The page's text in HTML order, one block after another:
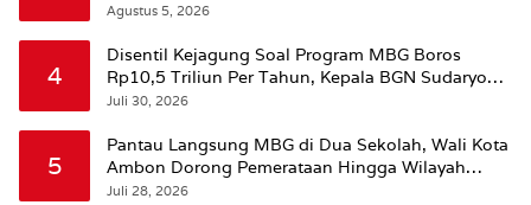
Agustus 5, 2026
4
Disentil Kejagung Soal Program MBG Boros
Rp10,5 Triliun Per Tahun, Kepala BGN Sudaryono
Beri Penjelasan
Juli 30, 2026
5
Pantau Langsung MBG di Dua Sekolah, Wali Kota
Ambon Dorong Pemerataan Hingga Wilayah
Leitimur Selatan
Juli 28, 2026